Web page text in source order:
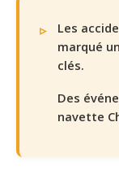
Les
marqué
clés.
Des
navette